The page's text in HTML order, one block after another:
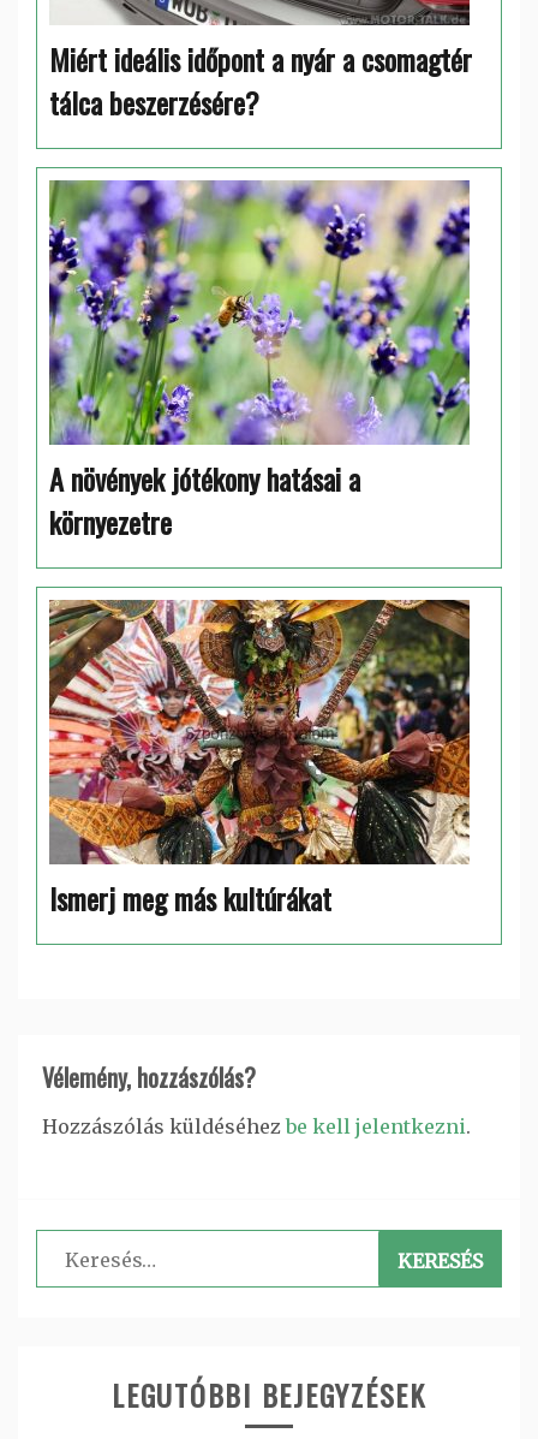
Miért ideális időpont a nyár a csomagtér
tálca beszerzésére?
A növények jótékony hatásai a
környezetre
Ismerj meg más kultúrákat
Vélemény, hozzászólás?
Hozzászólás küldéséhezbe kell jelentkezni.
Keresés:
LEGUTÓBBI BEJEGYZÉSEK